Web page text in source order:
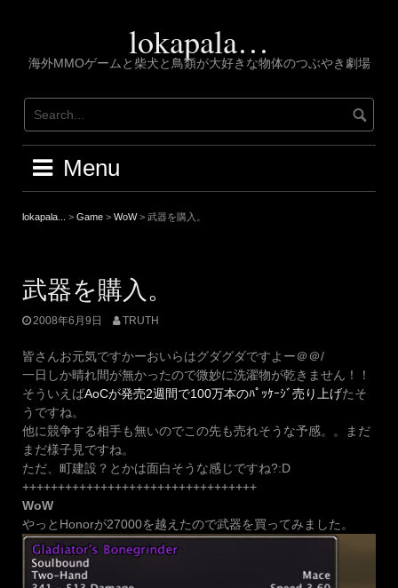
lokapala…
海外MMOゲームと柴犬と鳥類が大好きな物体のつぶやき劇場
Menu
lokapala... > Game > WoW> 武器を購入。
武器を購入。
2008年6月9日 TRUTH
皆さんお元気ですかーおいらはグダグダですよー＠＠/
一日しか晴れ間が無かったので微妙に洗濯物が乾きません！！
そういえばAoCが発売2週間で100万本のﾊﾟｯｹｰｼﾞ売り上げたそ
うですね。
他に競争する相手も無いのでこの先も売れそうな予感。。まだ
まだ様子見ですね。
ただ、町建設？とかは面白そうな感じですね?:D
+++++++++++++++++++++++++++++++++
WoW
やっとHonorが27000を越えたので武器を買ってみました。